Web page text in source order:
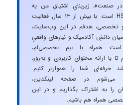
صنعت»، زیربنایِ اشتیاقِ من به
دنیایِ HSE است. با بیش از ۱۳ سال فعالیت
و تخصصی، هدفم در این وب‌سایت،
دانشِ آکادمیک و نیازهای واقعیِ
همراه با تیم تخصصی‌ام،
با ارائه محتوای کاربردی و به‌روز،
حرفه‌ای شما را هموارتر کنیم.
می‌شوم در صفحه لینکدین،
را به اشتراک بگذاریم و در این
همراه هم باشیم.